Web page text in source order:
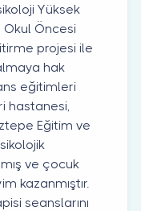
Yüksek
Okul Öncesi
projesi ile
hak
eğitimleri
hastanesi,
Eğitim ve
ve çocuk
kazanmıştır.
seanslarını